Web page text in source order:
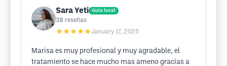
Sara Yeti Guía local
38 reseñas
★★★★★January 17, 2025
Marisa es muy profesional y muy agradable, el
tratamiento se hace mucho mas ameno gracias a